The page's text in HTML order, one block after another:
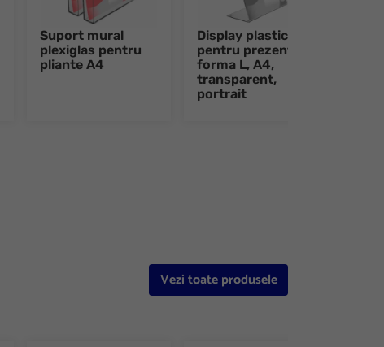
Suport mural
plexiglas pentru
pliante A4
Display plastic
pentru prezentare
forma L, A4,
transparent,
portrait
Vezi toate produsele